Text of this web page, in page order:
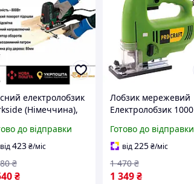
електролобзик
(Німеччина),
Електричний
для фанери,
до відправки
від423₴/міс
₴
₴
Лобзик мережевий
Електролобзик
Регулювання
3000 об хв
Готово до відправки
від225 ₴/міс
1 349 ₴
1 470 ₴